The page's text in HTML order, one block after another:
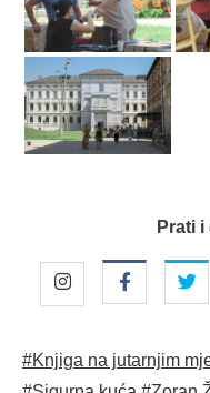
Prati
#Knjiga na jutarnjim